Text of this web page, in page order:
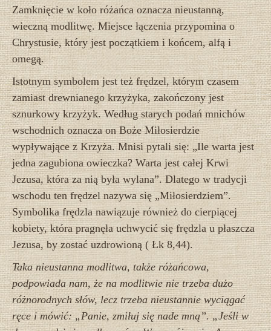
Zamknięcie w koło różańca oznacza nieustanną,
wieczną modlitwę. Miejsce łączenia przypomina o
Chrystusie, który jest początkiem i końcem, alfą i
omegą.
Istotnym symbolem jest też frędzel, którym czasem
zamiast drewnianego krzyżyka, zakończony jest
sznurkowy krzyżyk. Według starych podań mnichów
wschodnich oznacza on Boże Miłosierdzie
wypływające z Krzyża. Mnisi pytali się: „Ile warta jest
jedna zagubiona owieczka? Warta jest całej Krwi
Jezusa, która za nią była wylana”. Dlatego w tradycji
wschodu ten frędzel nazywa się „Miłosierdziem”.
Symbolika frędzla nawiązuje również do cierpiącej
kobiety, która pragnęła uchwycić się frędzla u płaszcza
Jezusa, by zostać uzdrowioną ( Łk 8,44).
Taka nieustanna modlitwa, także różańcowa,
podpowiada nam, że na modlitwie nie trzeba dużo
różnorodnych słów, lecz trzeba nieustannie wyciągać
ręce i mówić: „Panie, zmiłuj się nade mną”.„Jeśli w